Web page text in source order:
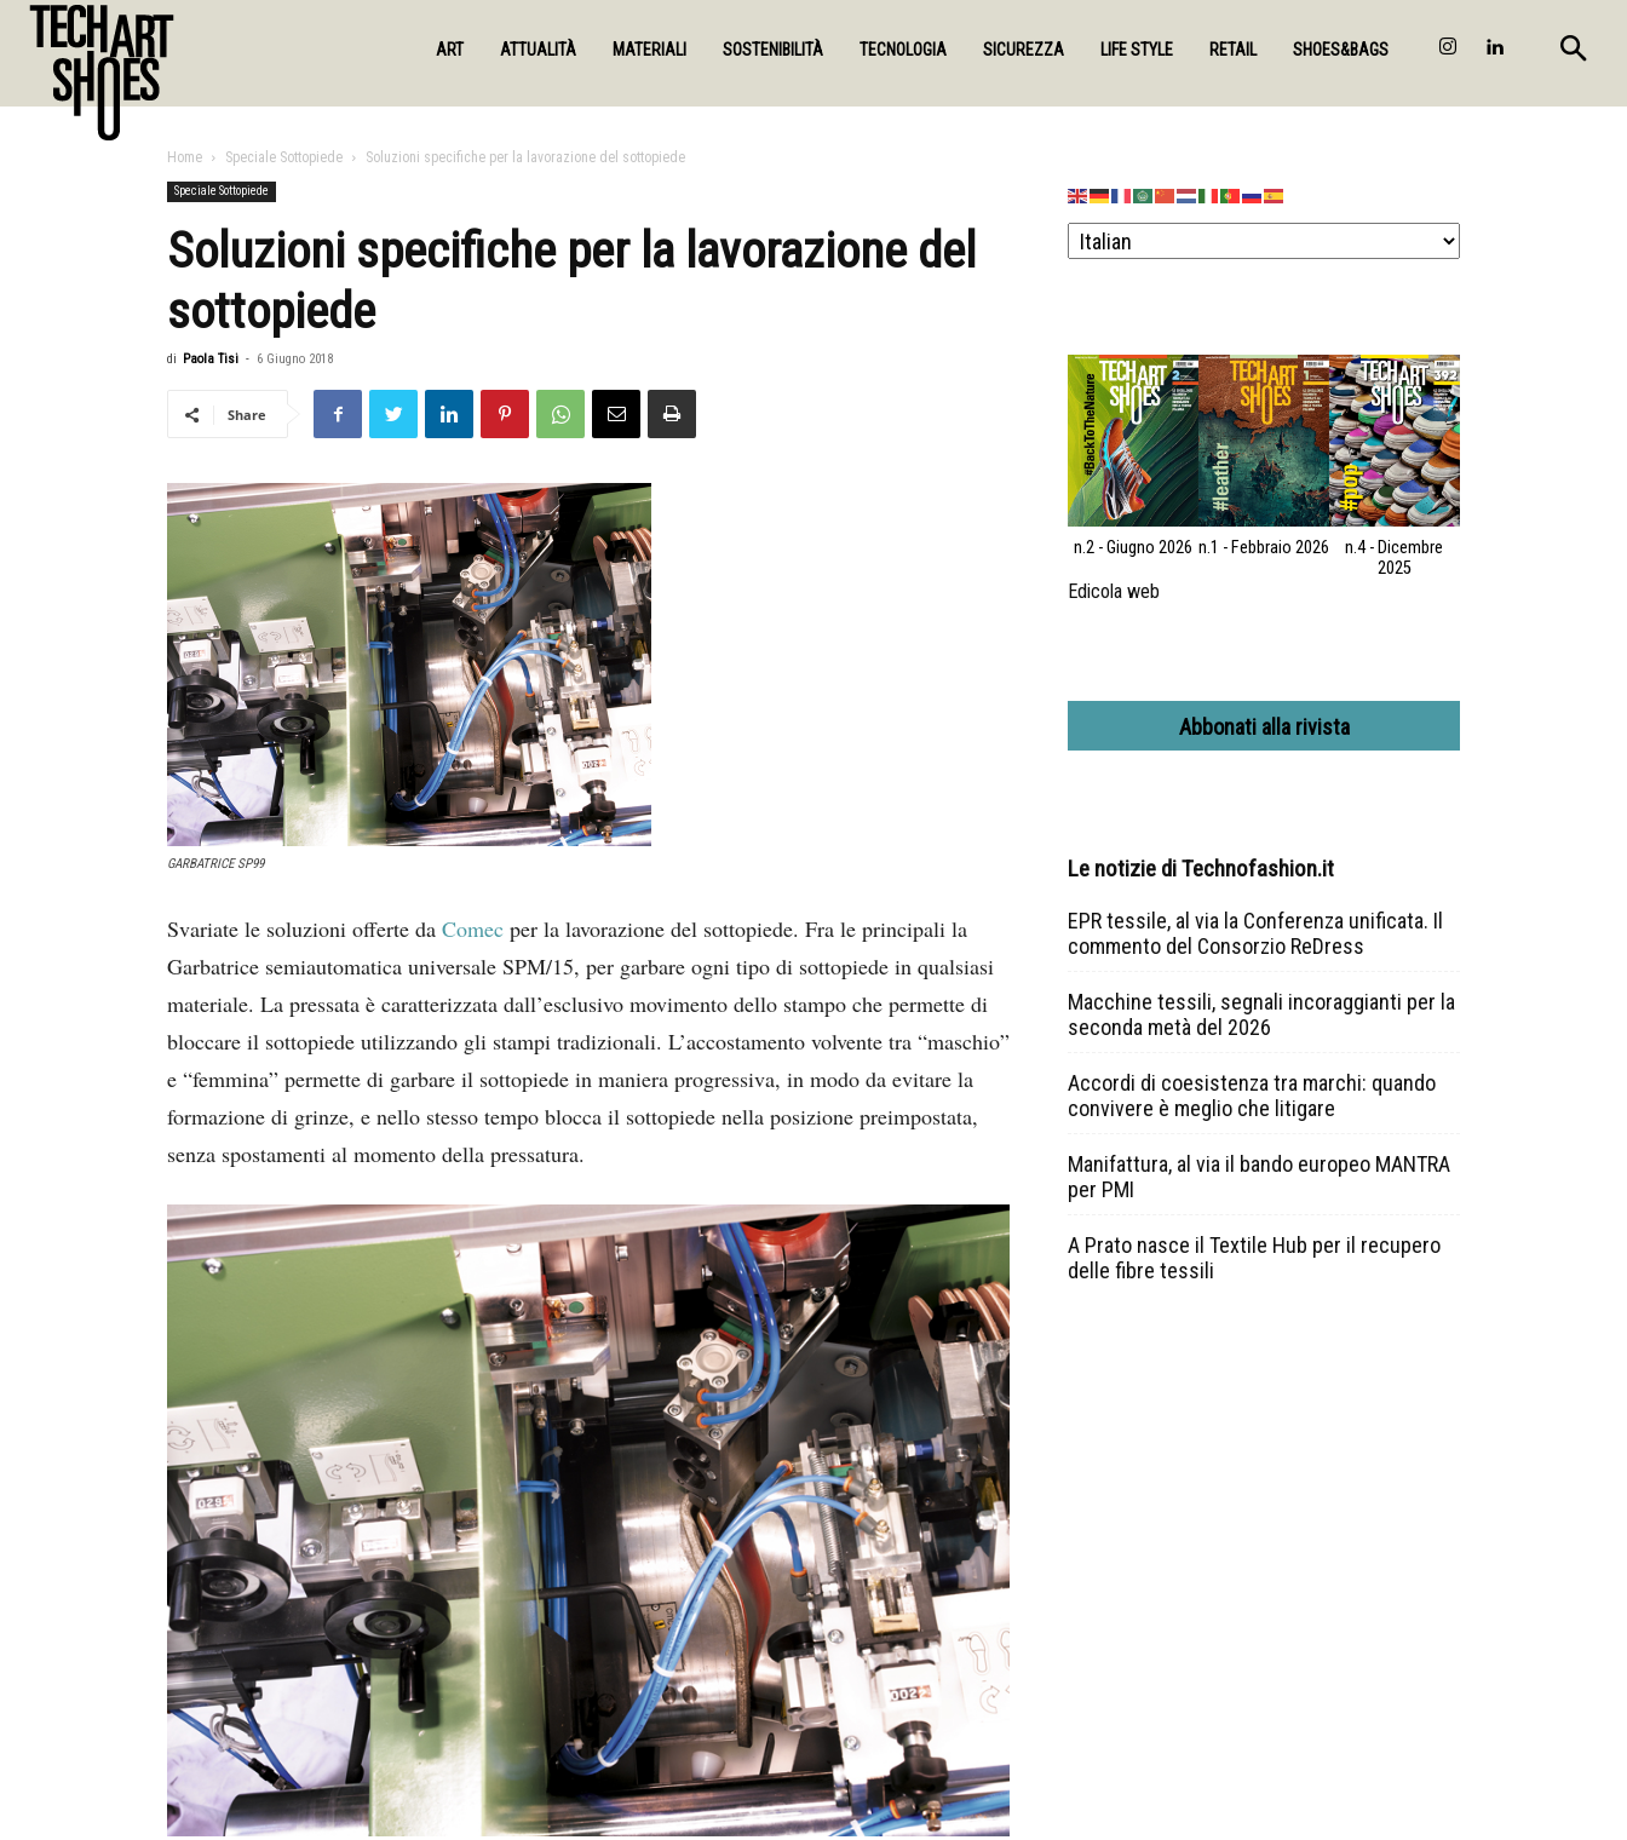
ART ATTUALITÀ MATERIALI SOSTENIBILITÀ TECNOLOGIA SICUREZZA LIFE STYLE RETAIL SHOES&BAGS
Home Speciale Sottopiede Soluzioni specifiche per la lavorazione del sottopiede
Speciale Sottopiede
Soluzioni specifiche per la lavorazione del
sottopiede
di Paola Tisi - 6 Giugno 2018
Share
GARBATRICE SP99
Svariate le soluzioni offerte da Comec per la lavorazione del sottopiede. Fra le principali la
Garbatrice semiautomatica universale SPM/15, per garbare ogni tipo di sottopiede in qualsiasi
materiale. La pressata è caratterizzata dall’esclusivo movimento dello stampo che permette di
bloccare il sottopiede utilizzando gli stampi tradizionali. L’accostamento volvente tra “maschio”
e “femmina” permette di garbare il sottopiede in maniera progressiva, in modo da evitare la
formazione di grinze, e nello stesso tempo blocca il sottopiede nella posizione preimpostata,
senza spostamenti al momento della pressatura.
n.2 - Giugno 2026 n.1 - Febbraio 2026
n.4 - Dicembre
2025
Edicola web
Abbonati alla rivista
Le notizie di Technofashion.it
EPR tessile, al via la Conferenza unificata. Il
commento del Consorzio ReDress
Macchine tessili, segnali incoraggianti per la
seconda metà del 2026
Accordi di coesistenza tra marchi: quando
convivere è meglio che litigare
Manifattura, al via il bando europeo MANTRA
per PMI
A Prato nasce il Textile Hub per il recupero
delle fibre tessili